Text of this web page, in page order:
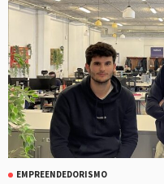
EMPREENDEDORISMO